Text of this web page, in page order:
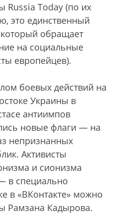
Russia Today (по их
это единственный
который обращает
на социальные
европейцев).
боевых действий на
Украины в
антиимпов
новые флаги — на
непризнанных
Активисты
и сионизма
в специально
в «ВКонтакте» можно
Рамзана Кадырова.